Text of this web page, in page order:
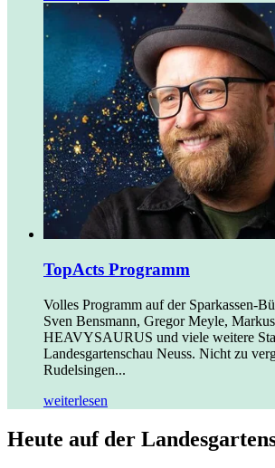
TopActs Programm
Volles Programm auf der Sparkassen-
Sven Bensmann, Gregor Meyle,
HEAVYSAURUS und viele weitere
Landesgartenschau Neuss. Nicht zu
Rudelsingen...
weiterlesen
Heute auf der